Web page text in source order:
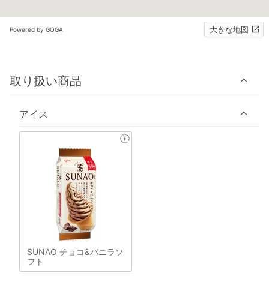
Powered by GOGA 大きな地図
取り扱い商品
アイス
SUNAO チョコ&バニラソ
フト